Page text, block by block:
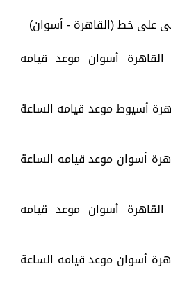
على خط (القاهرة - أسوان)
1902 مكيف القاهرة أسوان موعد قيامه
القاهرة أسيوط موعد قيامه الساعة
القاهرة أسوان موعد قيامه الساعة
2010 مكيف القاهرة أسوان موعد قيامه
القاهرة أسوان موعد قيامه الساعة